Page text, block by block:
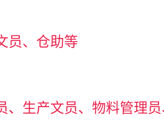
员、仓助等
、生产文员、物料管理